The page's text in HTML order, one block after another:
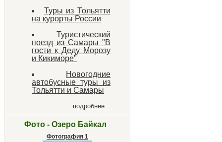
Туры из Тольятти
на курорты России
Туристический
поезд из Самары "В
гости к Деду Морозу
и Кикиморе"
Новогодние
автобусные туры из
Тольятти и Самары
подробнее...
Фото - Озеро Байкал
Фотография 1